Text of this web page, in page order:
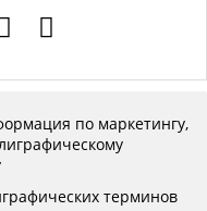
по маркетингу,
терминов